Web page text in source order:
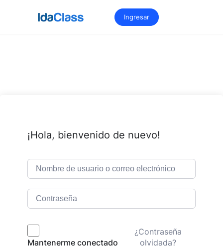
Ingresar
¡Hola, bienvenido de nuevo!
Mantenerme conectado
¿Contraseña
olvidada?